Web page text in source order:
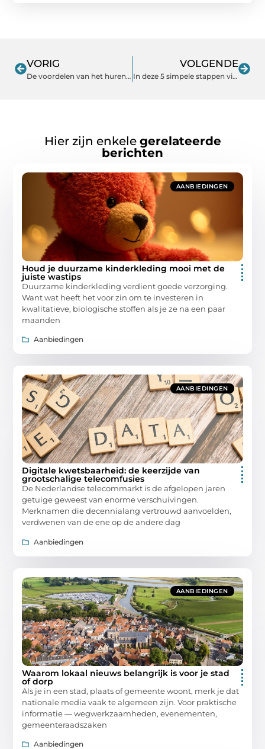
VORIG
De voordelen van het huren van een mountainbike: ontdek avontuur zonder verplichtingen
VOLGENDE
In deze 5 simpele stappen vind jij de perfecte heren boxershort
Hier zijn enkele gerelateerde
berichten
AANBIEDINGEN
Houd je duurzame kinderkleding mooi met de
juiste wastips
Duurzame kinderkleding verdient goede verzorging.
Want wat heeft het voor zin om te investeren in
kwalitatieve, biologische stoffen als je ze na een paar
maanden
Aanbiedingen
AANBIEDINGEN
Digitale kwetsbaarheid: de keerzijde van
grootschalige telecomfusies
De Nederlandse telecommarkt is de afgelopen jaren
getuige geweest van enorme verschuivingen.
Merknamen die decennialang vertrouwd aanvoelden,
verdwenen van de ene op de andere dag
Aanbiedingen
AANBIEDINGEN
Waarom lokaal nieuws belangrijk is voor je stad
of dorp
Als je in een stad, plaats of gemeente woont, merk je dat
nationale media vaak te algemeen zijn. Voor praktische
informatie — wegwerkzaamheden, evenementen,
gemeenteraadszaken
Aanbiedingen